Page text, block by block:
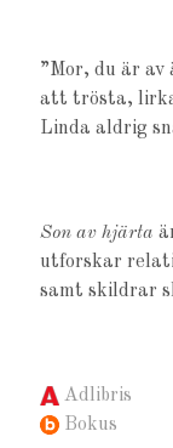
”Mor, du är av
att trösta,
Linda aldrig
Son av hjärta
utforskar
samt skildrar
Adlibris
Bokus